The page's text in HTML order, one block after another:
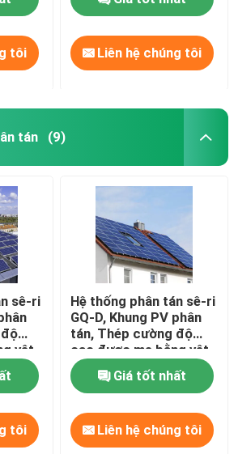
tôi
Zinc Plating
Liên hệ chúng tôi
tán (9)
sê-ri
vật
tôi
Hệ thống phân tán sê-ri
GQ-D, Khung PV phân
tán, Thép cường độ
cao được mạ bằng vật
liệu nhôm-magiê-kẽm,
Giá tốt nhất
Liên hệ chúng tôi